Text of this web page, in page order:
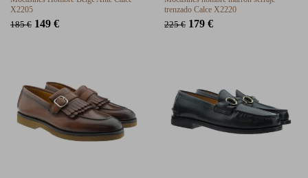
X2205
185 € 149 €
trenzado Calce X2220
225 € 179 €